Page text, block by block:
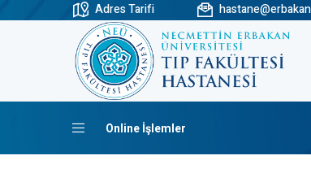
Adres Tarifi
Online İşlemler